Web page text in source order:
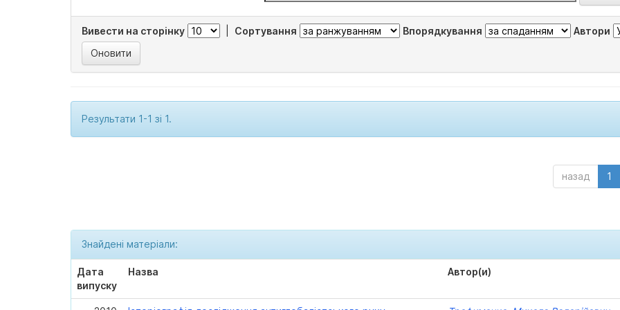
Вивести на сторінку Сортування Впорядкування Автори
Результати 1-1 зі 1.
назад 1
Знайдені матеріали:
Дата
випуску
Назва Автор(и)